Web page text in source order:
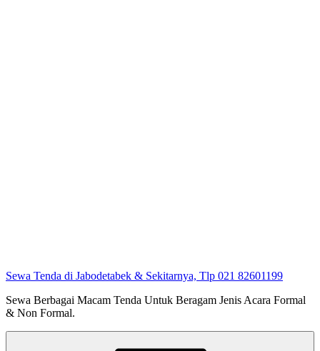
Sewa Tenda di Jabodetabek & Sekitarnya, Tlp 021 82601199
Sewa Berbagai Macam Tenda Untuk Beragam Jenis Acara Formal
& Non Formal.